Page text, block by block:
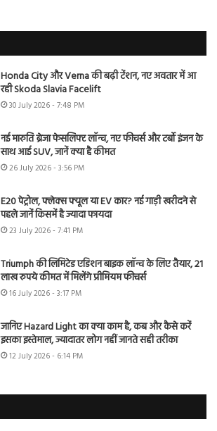
Honda City और Verna की बढ़ी टेंशन, नए अवतार में आ
रही Skoda Slavia Facelift
30 July 2026 - 7:48 PM
नई मारुति ब्रेजा फेसलिफ्ट लॉन्च, नए फीचर्स और टर्बो इंजन के
साथ आई SUV, जानें क्या है कीमत
26 July 2026 - 3:56 PM
E20 पेट्रोल, फ्लेक्स फ्यूल या EV कार? नई गाड़ी खरीदने से
पहले जानें किसमें है ज्यादा फायदा
23 July 2026 - 7:41 PM
Triumph की लिमिटेड एडिशन बाइक लॉन्च के लिए तैयार, 21
लाख रुपये कीमत में मिलेंगे प्रीमियम फीचर्स
16 July 2026 - 3:17 PM
जानिए Hazard Light का क्या काम है, कब और कैसे करें
इसका इस्तेमाल, ज्यादातर लोग नहीं जानते सही तरीका
12 July 2026 - 6:14 PM